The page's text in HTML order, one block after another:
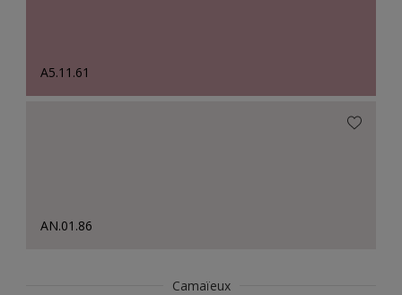
A5.11.61
AN.01.86
Camaïeux